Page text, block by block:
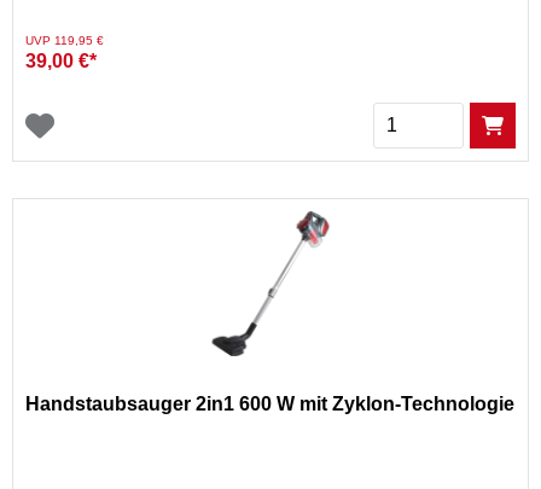
Preis reduziert von
UVP 119,95 €auf
39,00 €*
Menge
Handstaubsauger 2in1 600 W mit Zyklon-Technologie